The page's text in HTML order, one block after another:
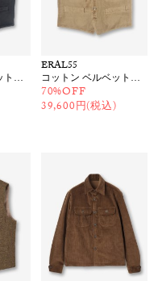
コットン ベルベットジレ
ERAL55
コットン ベルベットジレ
70%OFF
39,600円(税込)